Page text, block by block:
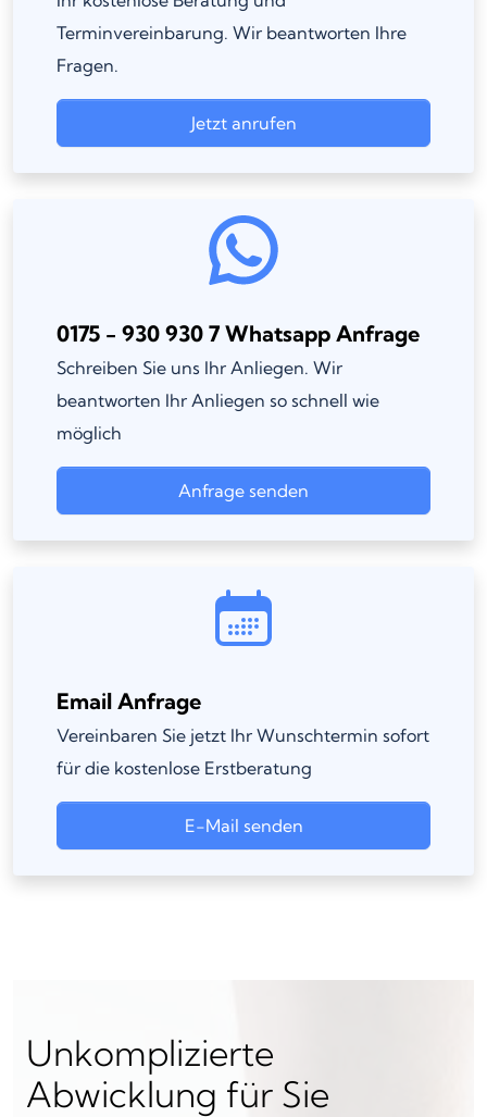
Terminvereinbarung. Wir beantworten Ihre
Fragen.
Jetzt anrufen
0175 - 930 930 7 Whatsapp Anfrage
Schreiben Sie uns Ihr Anliegen. Wir
beantworten Ihr Anliegen so schnell wie
möglich
Anfrage senden
Email Anfrage
Vereinbaren Sie jetzt Ihr Wunschtermin sofort
für die kostenlose Erstberatung
E-Mail senden
Unkomplizierte
Abwicklung für Sie